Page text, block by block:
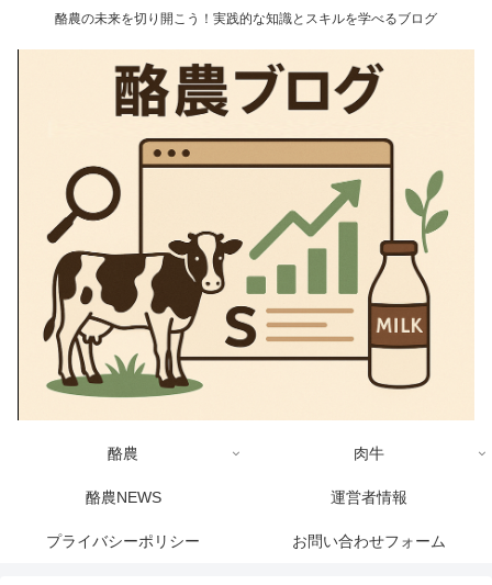
酪農の未来を切り開こう！実践的な知識とスキルを学べるブログ
酪農 肉牛
酪農NEWS 運営者情報
プライバシーポリシー お問い合わせフォーム